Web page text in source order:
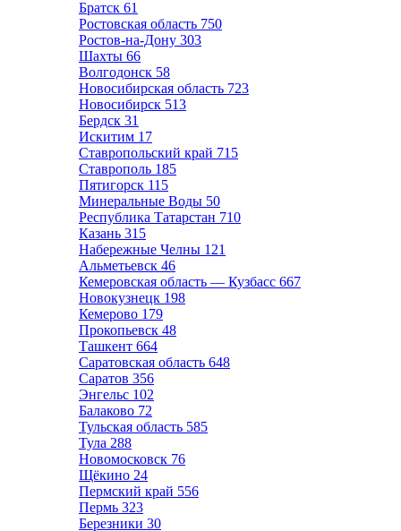
Братск 61
Ростовская область 750
Ростов-на-Дону 303
Шахты 66
Волгодонск 58
Новосибирская область 723
Новосибирск 513
Бердск 31
Искитим 17
Ставропольский край 715
Ставрополь 185
Пятигорск 115
Минеральные Воды 50
Республика Татарстан 710
Казань 315
Набережные Челны 121
Альметьевск 46
Кемеровская область — Кузбасс 667
Новокузнецк 198
Кемерово 179
Прокопьевск 48
Ташкент 664
Саратовская область 648
Саратов 356
Энгельс 102
Балаково 72
Тульская область 585
Тула 288
Новомосковск 76
Щёкино 24
Пермский край 556
Пермь 323
Березники 30